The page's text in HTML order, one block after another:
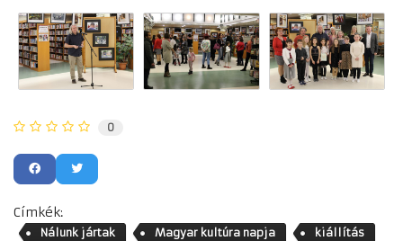
0
Címkék:
Nálunk jártak Magyar kultúra napja kiállítás